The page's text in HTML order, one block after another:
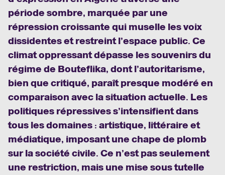
période sombre, marquée par une
répression croissante qui muselle les voix
dissidentes et restreint l’espace public. Ce
climat oppressant dépasse les souvenirs du
régime de Bouteflika, dont l’autoritarisme,
bien que critiqué, paraît presque modéré en
comparaison avec la situation actuelle. Les
politiques répressives s’intensifient dans
tous les domaines : artistique, littéraire et
médiatique, imposant une chape de plomb
sur la société civile. Ce n’est pas seulement
une restriction, mais une mise sous tutelle